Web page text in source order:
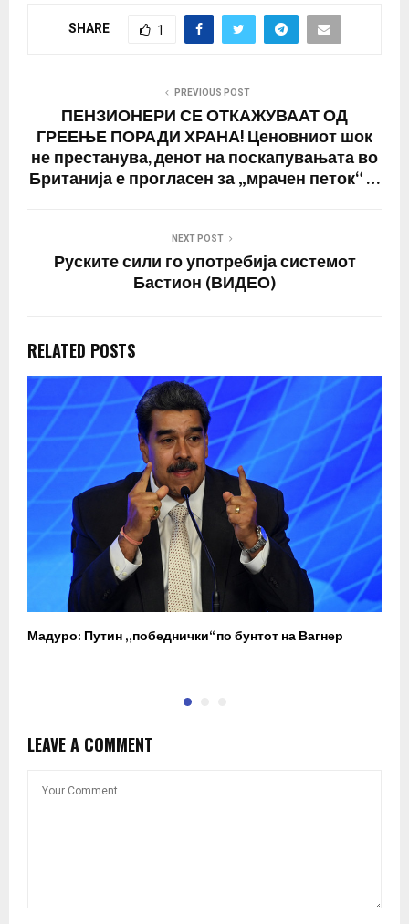
SHARE 1
PREVIOUS POST
ПЕНЗИОНЕРИ СЕ ОТКАЖУВААТ ОД
ГРЕЕЊЕ ПОРАДИ ХРАНА! Ценовниот шок
не престанува, денот на поскапувањата во
Британија е прогласен за „мрачен петок“ …
NEXT POST
Руските сили го употребија системот
Бастион (ВИДЕО)
RELATED POSTS
Мадуро: Путин „победнички“ по бунтот на Вагнер
LEAVE A COMMENT